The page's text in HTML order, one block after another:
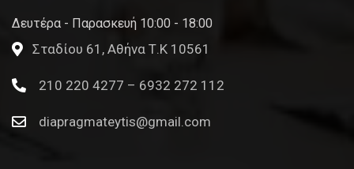
Δευτέρα - Παρασκευή 10:00 - 18:00
Σταδίου 61, Αθήνα Τ.Κ 10561
210 220 4277 – 6932 272 112
diapragmateytis@gmail.com